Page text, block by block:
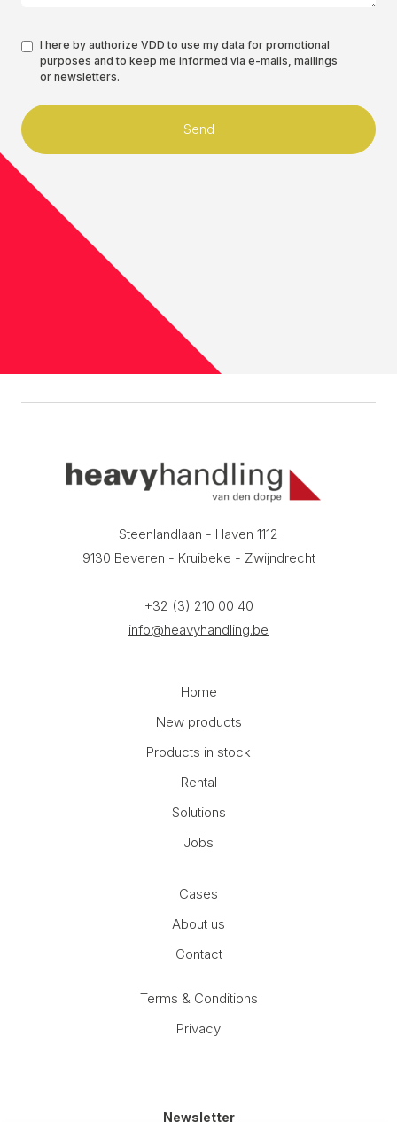
Authorisation
*
I here by authorize VDD to use my data for promotional
purposes and to keep me informed via e-mails, mailings
or newsletters.
Steenlandlaan - Haven 1112
9130 Beveren - Kruibeke - Zwijndrecht
+32 (3) 210 00 40
info@heavyhandling.be
Home
New products
Products in stock
Rental
Solutions
Jobs
Cases
About us
Contact
Terms & Conditions
Privacy
Newsletter